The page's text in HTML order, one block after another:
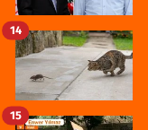
14
15